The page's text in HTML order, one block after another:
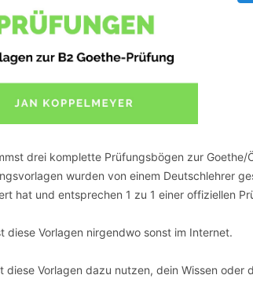
drei komplette Prüfungsbögen zur Goethe/
wurden von einem Deutschlehrer
hat und entsprechen 1 zu 1 einer offiziellen
diese Vorlagen nirgendwo sonst im Internet.
diese Vorlagen dazu nutzen, dein Wissen oder